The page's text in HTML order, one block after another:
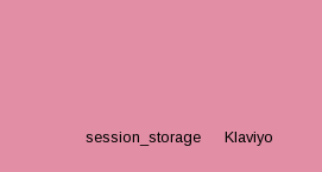
session_storage Klaviyo